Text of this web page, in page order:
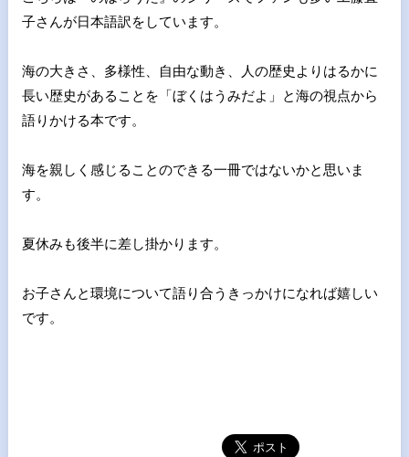
子さんが日本語訳をしています。
海の大きさ、多様性、自由な動き、人の歴史よりはるかに
長い歴史があることを「ぼくはうみだよ」と海の視点から
語りかける本です。
海を親しく感じることのできる一冊ではないかと思いま
す。
夏休みも後半に差し掛かります。
お子さんと環境について語り合うきっかけになれば嬉しい
です。